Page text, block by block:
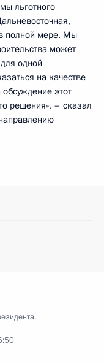
льготного
полной мере. Мы
может
одной
на качестве
этот
решения», – сказал
,